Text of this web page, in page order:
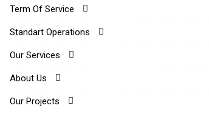
Term Of Service
Standart Operations
Our Services
About Us
Our Projects